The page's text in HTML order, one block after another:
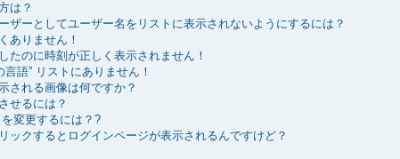
は？
ザーとしてユーザー名をリストに表示されないようにするには？
ありません！
たのに時刻が正しく表示されません！
語” リストにありません！
される画像は何ですか？
せるには？
変更するには？?
ックするとログインページが表示されるんですけど？